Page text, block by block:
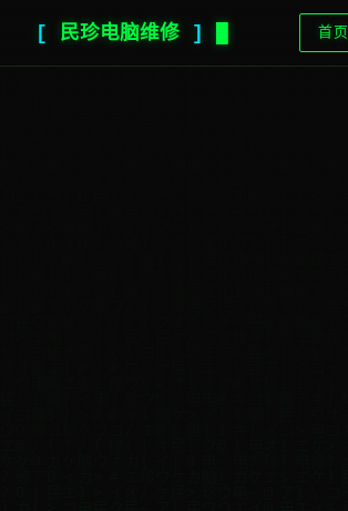
[ 民珍电脑维修 ] 首页